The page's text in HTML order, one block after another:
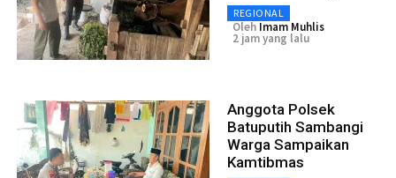
REGIONAL
Oleh Imam Muhlis
2 jam yang lalu
Anggota Polsek
Batuputih Sambangi
Warga Sampaikan
Kamtibmas